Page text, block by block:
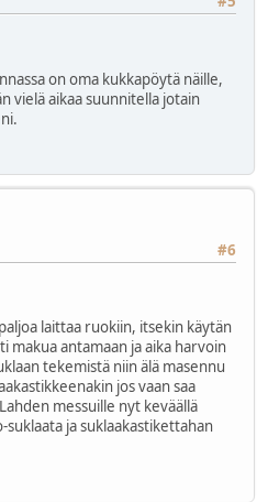
on oma kukkapöytä näille,
vielä aikaa suunnitella jotain
#6
laittaa ruokiin, itsekin käytän
makua antamaan ja aika harvoin
tekemistä niin älä masennu
jos vaan saa
messuille nyt keväällä
ja suklaakastikettahan